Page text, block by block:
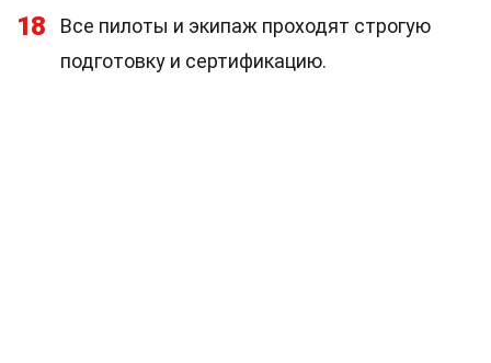
18
Все пилоты и экипаж проходят строгую
подготовку и сертификацию.